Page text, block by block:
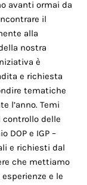
avanti ormai da
il
alla
nostra
è
e richiesta
tematiche
l’anno. Temi
delle
DOP e IGP –
e richiesti dal
che mettiamo
e le